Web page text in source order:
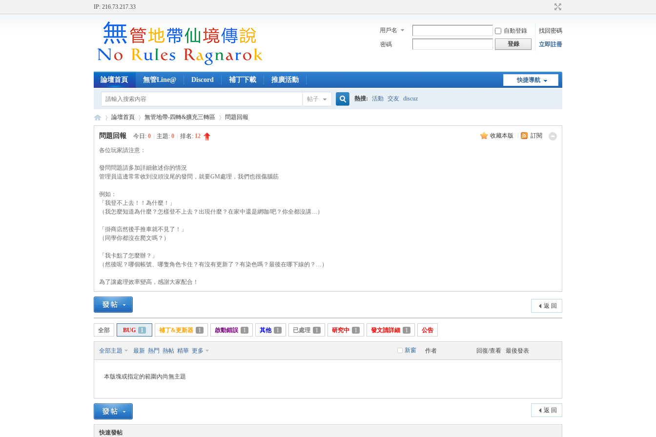
IP: 216.73.217.33
用戶名 自動登錄
找回密碼
密碼
登錄 立即註冊
快捷導航
論壇首頁 無管Line@ Discord 補丁下載 推廣活動
帖子 熱搜: 活動 交友 discuz
論壇首頁 無管地帶-四轉&擴充三轉區 問題回報
收藏本版 訂閱
問題回報 今日: 0 主題: 0 排名: 12
各位玩家請注意：
發問問題請多加詳細敘述你的情況
管理員這邊常常收到沒頭沒尾的發問，就要GM處理，我們也很傷腦筋
例如：
「我登不上去！！為什麼！」
（我怎麼知道為什麼？怎樣登不上去？出現什麼？在家中還是網咖/吧？你全都沒講…）
「掛商店然後手推車就不見了！」
（同學你都沒在爬文嗎？）
「我卡點了怎麼辦？」
（然後呢？哪個帳號、哪隻角色卡住？有沒有更新了？有染色嗎？最後在哪下線的？…）
為了讓處理效率變高，感謝大家配合！
返 回
全部 BUG 1 補丁&更新器 1 啟動錯誤 1 其他 1 已處理 1 研究中 1 發文請詳細 1 公告
新窗
全部主題 最新 熱門 熱帖 精華 更多 作者 回復/查看 最後發表
本版塊或指定的範圍內尚無主題
返 回
快速發帖